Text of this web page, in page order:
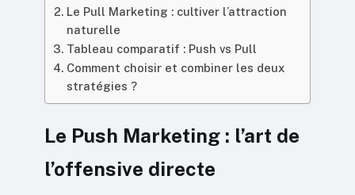
Le Pull Marketing : cultiver l’attraction
naturelle
Tableau comparatif : Push vs Pull
Comment choisir et combiner les deux
stratégies ?
Le Push Marketing : l’art de
l’offensive directe